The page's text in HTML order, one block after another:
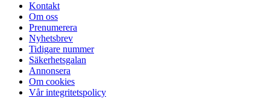
Kontakt
Om oss
Prenumerera
Nyhetsbrev
Tidigare nummer
Säkerhetsgalan
Annonsera
Om cookies
Vår integritetspolicy